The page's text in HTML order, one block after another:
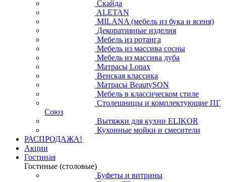
Скайда
ALETAN
MILANA (мебель из бука и ясеня)
Декоративные изделия
Мебель из ротанга
Мебель из массива сосны
Мебель из массива дуба
Матрасы Lonax
Венская классика
Матрасы BeautySON
Мебель в классическом стиле
Столешницы и комплектующие ПГ
Союз
Вытяжки для кухни ELIKOR
Кухонные мойки и смесители
РАСПРОДАЖА!
Акции
Гостиная
Гостиные (столовые)
Буфеты и витрины